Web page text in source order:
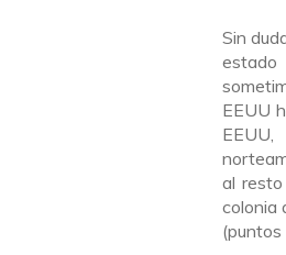
Sin
EEUU
al
colonia